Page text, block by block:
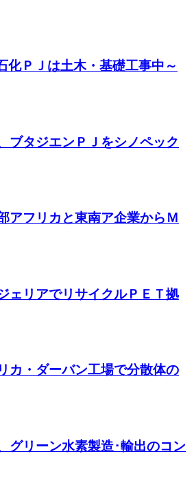
化ＰＪは土木・基礎工事中～
ブタジエンＰＪをシノペック
アフリカと東南ア企業からＭ
ェリアでリサイクルＰＥＴ拠
カ・ダーバン工場で分散体の
グリーン水素製造･輸出のコン